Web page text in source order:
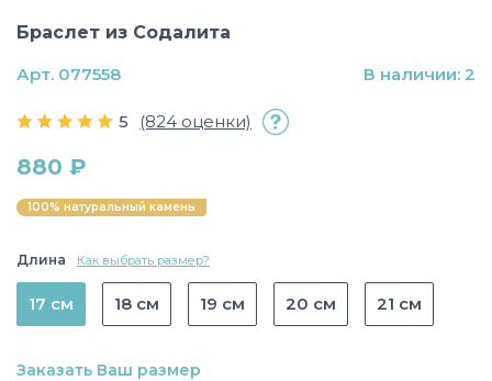
Браслет из Содалита
5 (824 оценки)
880 ₽
100% натуральный камень
Длина Как выбрать размер?
17 см 18 см 19 см 20 см 21 см
Заказать Ваш размер
Арт. 077558 В наличии: 2